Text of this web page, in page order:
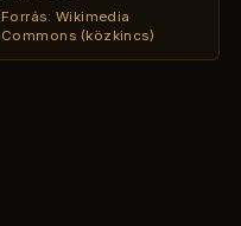
Forrás: Wikimedia
Commons (közkincs)